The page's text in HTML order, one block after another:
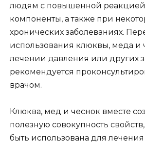
людям с повышенной реакцией
компоненты, а также при
хронических заболеваниях.
использования клюквы, меда и
лечении давления или других
рекомендуется
врачом.
Клюква, мед и чеснок вместе
полезную совокупность
быть использована для